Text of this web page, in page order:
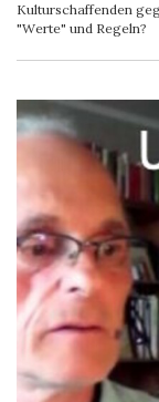
Kulturschaffenden
"Werte" und Regeln?